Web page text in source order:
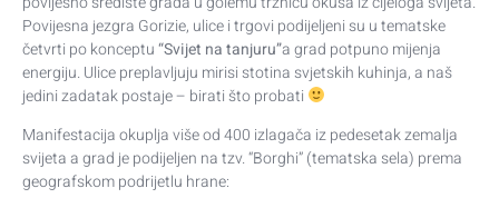
Povijesna jezgra Gorizie, ulice i trgovi podijeljeni su u tematske
četvrti po konceptu“Svijet na tanjuru”a grad potpuno mijenja
energiju. Ulice preplavljuju mirisi stotina svjetskih kuhinja, a naš
jedini zadatak postaje – birati što probati
Manifestacija okuplja više od 400 izlagača iz pedesetak zemalja
svijeta a grad je podijeljen na tzv. “Borghi” (tematska sela) prema
geografskom podrijetlu hrane: